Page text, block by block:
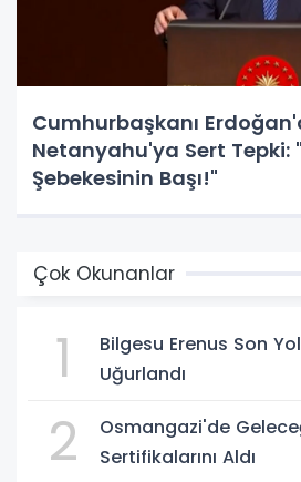
Cumhurbaşkanı
Netanyahu'ya Sert Tepki:
Şebekesinin Başı!"
Çok Okunanlar
1
Bilgesu Erenus Son
Uğurlandı
2
Osmangazi'de
Sertifikalarını Aldı